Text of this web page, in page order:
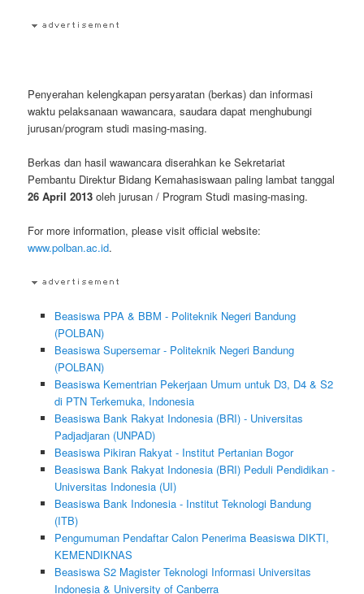
Penyerahan kelengkapan persyaratan (berkas) dan informasi
waktu pelaksanaan wawancara, saudara dapat menghubungi
jurusan/program studi masing-masing.
Berkas dan hasil wawancara diserahkan ke Sekretariat
Pembantu Direktur Bidang Kemahasiswaan paling lambat tanggal
26 April 2013 oleh jurusan / Program Studi masing-masing.
For more information, please visit official website:
www.polban.ac.id.
Beasiswa PPA & BBM - Politeknik Negeri Bandung
(POLBAN)
Beasiswa Supersemar - Politeknik Negeri Bandung
(POLBAN)
Beasiswa Kementrian Pekerjaan Umum untuk D3, D4 & S2
di PTN Terkemuka, Indonesia
Beasiswa Bank Rakyat Indonesia (BRI) - Universitas
Padjadjaran (UNPAD)
Beasiswa Pikiran Rakyat - Institut Pertanian Bogor
Beasiswa Bank Rakyat Indonesia (BRI) Peduli Pendidikan -
Universitas Indonesia (UI)
Beasiswa Bank Indonesia - Institut Teknologi Bandung
(ITB)
Pengumuman Pendaftar Calon Penerima Beasiswa DIKTI,
KEMENDIKNAS
Beasiswa S2 Magister Teknologi Informasi Universitas
Indonesia & University of Canberra